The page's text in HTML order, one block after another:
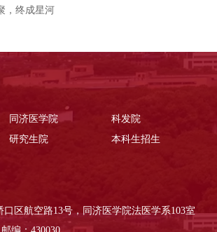
，终成星河
同济医学院
科发院
研究生院
本科生招生
口区航空路13号，同济医学院法医学系103室